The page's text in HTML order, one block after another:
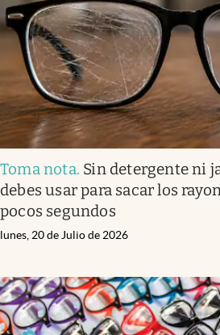
Toma nota. Sin detergente ni
debes usar para sacar los
pocos segundos
lunes, 20 de Julio de 2026